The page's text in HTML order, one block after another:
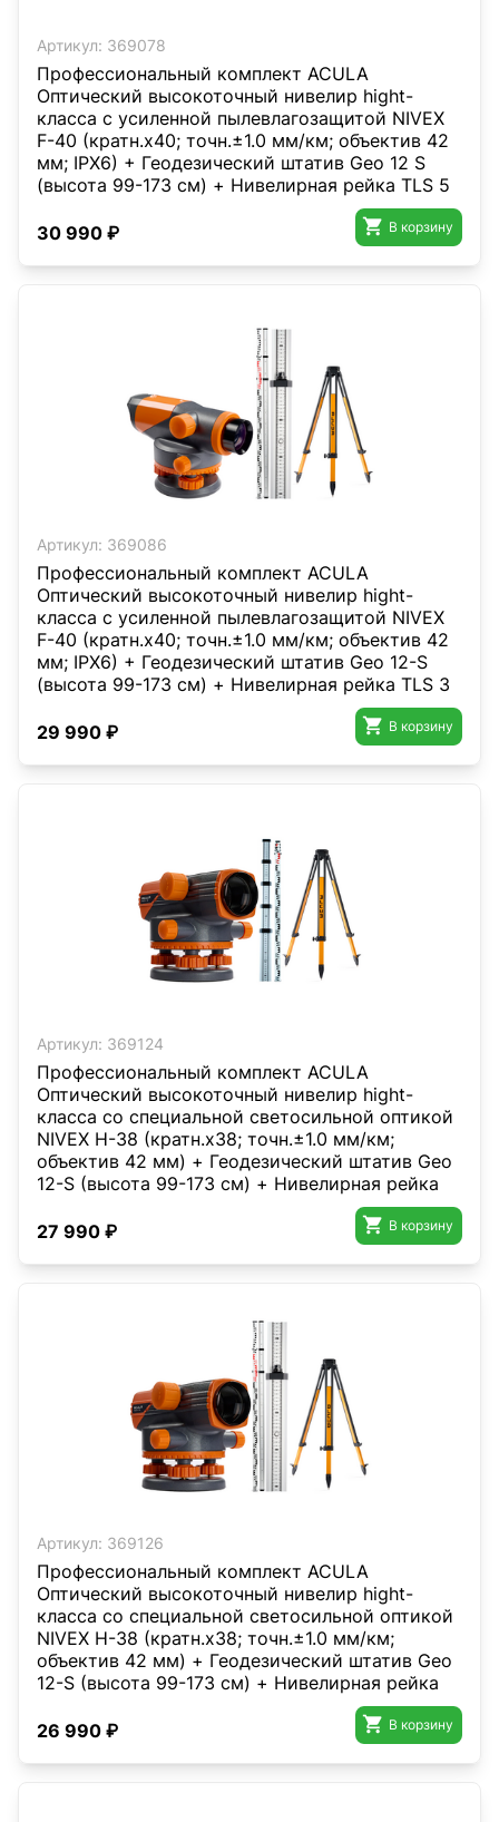
Артикул: 369078
Профессиональный комплект ACULA
Оптический высокоточный нивелир hight-
класса с усиленной пылевлагозащитой NIVEX
F-40 (кратн.х40; точн.±1.0 мм/км; объектив 42
мм; IPX6) + Геодезический штатив Geo 12 S
(высота 99-173 см) + Нивелирная рейка TLS 5
30 990 ₽
 В корзину
Артикул: 369086
Профессиональный комплект ACULA
Оптический высокоточный нивелир hight-
класса с усиленной пылевлагозащитой NIVEX
F-40 (кратн.х40; точн.±1.0 мм/км; объектив 42
мм; IPX6) + Геодезический штатив Geo 12-S
(высота 99-173 см) + Нивелирная рейка TLS 3
29 990 ₽
 В корзину
Артикул: 369124
Профессиональный комплект ACULA
Оптический высокоточный нивелир hight-
класса со специальной светосильной оптикой
NIVEX H-38 (кратн.х38; точн.±1.0 мм/км;
объектив 42 мм) + Геодезический штатив Geo
12-S (высота 99-173 см) + Нивелирная рейка
27 990 ₽
 В корзину
Артикул: 369126
Профессиональный комплект ACULA
Оптический высокоточный нивелир hight-
класса со специальной светосильной оптикой
NIVEX H-38 (кратн.х38; точн.±1.0 мм/км;
объектив 42 мм) + Геодезический штатив Geo
12-S (высота 99-173 см) + Нивелирная рейка
26 990 ₽
 В корзину